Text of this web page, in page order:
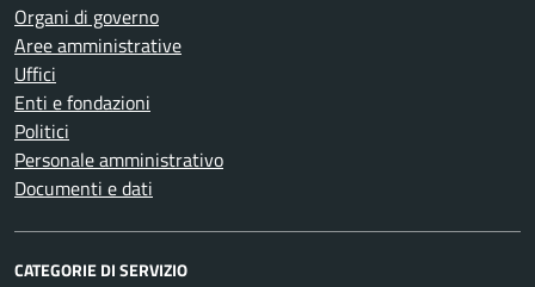
Organi di governo
Aree amministrative
Uffici
Enti e fondazioni
Politici
Personale amministrativo
Documenti e dati
CATEGORIE DI SERVIZIO